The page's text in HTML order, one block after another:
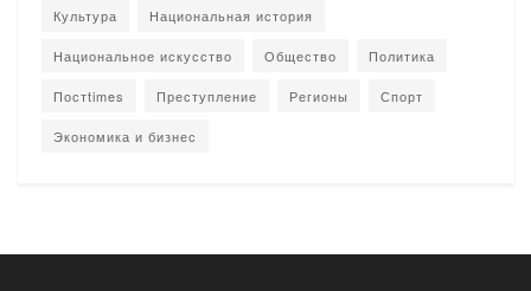
Культура Национальная история
Национальное искусство Общество Политика
Постtimes Преступление Регионы Спорт
Экономика и бизнес